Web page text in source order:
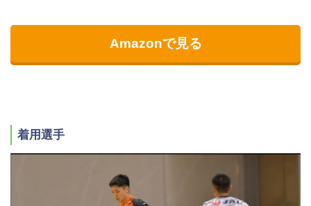
Amazonで見る
着用選手